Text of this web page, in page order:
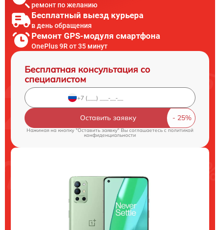
ремонт по желанию
Бесплатный выезд курьера
в день обращения
Ремонт GPS-модуля смартфона
OnePlus 9R от 35 минут
Бесплатная консультация со
специалистом
Оставить заявку
Нажимая на кнопку "Оставить заявку" Вы соглашаетесь c политикой
конфиденциальности